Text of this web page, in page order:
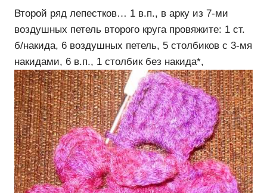
Второй ряд лепестков… 1 в.п., в арку из 7-ми
воздушных петель второго круга провяжите: 1 ст.
б/накида, 6 воздушных петель, 5 столбиков с 3-мя
накидами, 6 в.п., 1 столбик без накида*,